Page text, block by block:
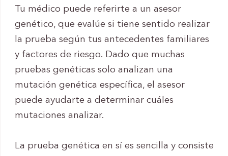
Tu médico puede referirte a un asesor
genético, que evalúe si tiene sentido realizar
la prueba según tus antecedentes familiares
y factores de riesgo. Dado que muchas
pruebas genéticas solo analizan una
mutación genética específica, el asesor
puede ayudarte a determinar cuáles
mutaciones analizar.
La prueba genética en sí es sencilla y consiste